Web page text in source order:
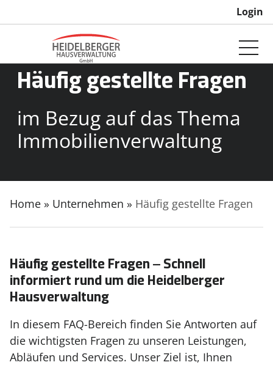
Login
Häufig gestellte Fragen
im Bezug auf das Thema
Immobilienverwaltung
Home » Unternehmen » Häufig gestellte Fragen
Häufig gestellte Fragen – Schnell
informiert rund um die Heidelberger
Hausverwaltung
In diesem FAQ-Bereich finden Sie Antworten auf
die wichtigsten Fragen zu unseren Leistungen,
Abläufen und Services. Unser Ziel ist, Ihnen